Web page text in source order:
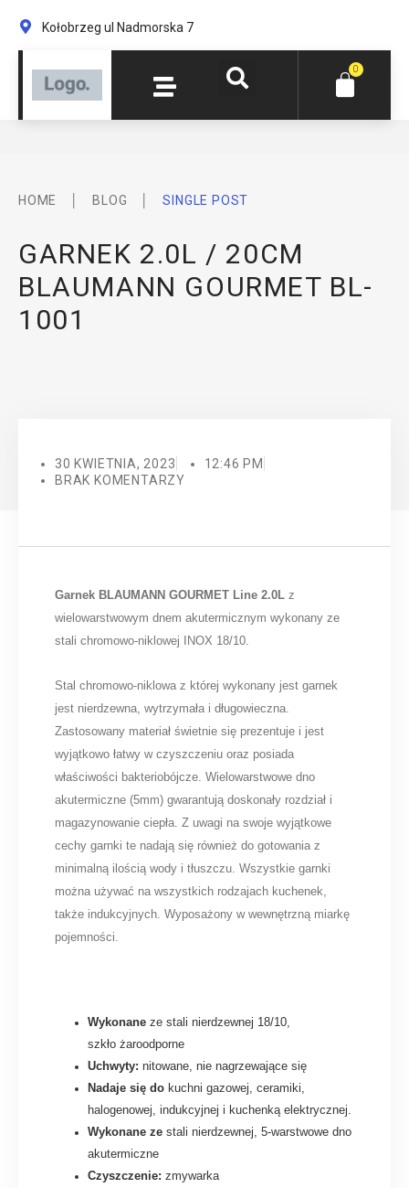
Kołobrzeg ul Nadmorska 7
0
HOME BLOG SINGLE POST
GARNEK 2.0L / 20CM
BLAUMANN GOURMET BL-
1001
30 KWIETNIA, 2023
12:46 PM
BRAK KOMENTARZY
Garnek BLAUMANN GOURMET Line 2.0L z
wielowarstwowym dnem akutermicznym wykonany ze
stali chromowo-niklowej INOX 18/10.
Stal chromowo-niklowa z której wykonany jest garnek
jest nierdzewna, wytrzymała i długowieczna.
Zastosowany materiał świetnie się prezentuje i jest
wyjątkowo łatwy w czyszczeniu oraz posiada
właściwości bakteriobójcze. Wielowarstwowe dno
akutermiczne (5mm) gwarantują doskonały rozdział i
magazynowanie ciepła. Z uwagi na swoje wyjątkowe
cechy garnki te nadają się również do gotowania z
minimalną ilością wody i tłuszczu. Wszystkie garnki
można używać na wszystkich rodzajach kuchenek,
także indukcyjnych. Wyposażony w wewnętrzną miarkę
pojemności.
Wykonane ze stali nierdzewnej 18/10,
szkło żaroodporne
Uchwyty: nitowane, nie nagrzewające się
Nadaje się do kuchni gazowej, ceramiki,
halogenowej, indukcyjnej i kuchenką elektrycznej.
Wykonane ze stali nierdzewnej, 5-warstwowe dno
akutermiczne
Czyszczenie: zmywarka